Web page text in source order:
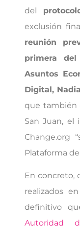
del
exclusión
reunión
primera
Asuntos
Digital,
que también
San Juan, el
Change.org
Plataforma
En concreto,
realizados
definitivo
Autoridad